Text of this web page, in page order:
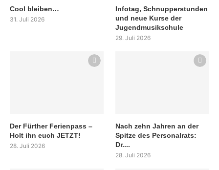
Cool bleiben…
31. Juli 2026
Infotag, Schnupperstunden
und neue Kurse der
Jugendmusikschule
29. Juli 2026
Der Fürther Ferienpass –
Holt ihn euch JETZT!
28. Juli 2026
Nach zehn Jahren an der
Spitze des Personalrats:
Dr....
28. Juli 2026